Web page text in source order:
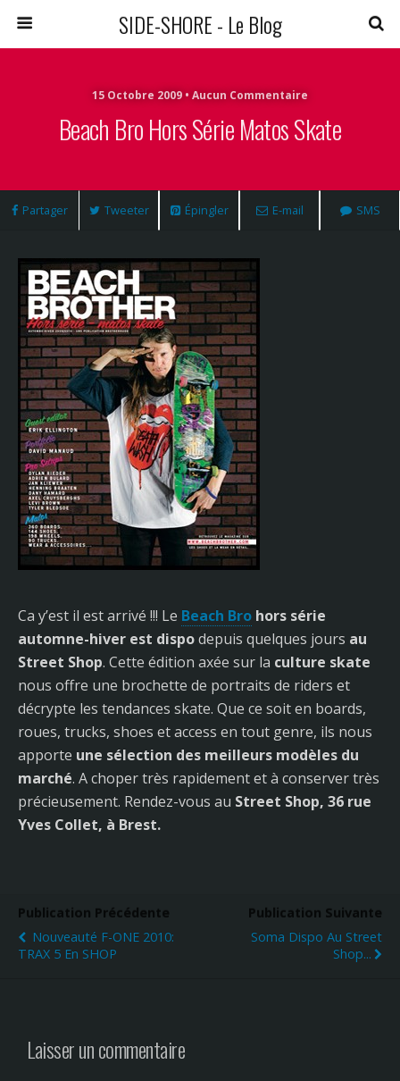
SIDE-SHORE - Le Blog
15 Octobre 2009 • Aucun Commentaire
Beach Bro Hors Série Matos Skate
Partager Tweeter Épingler E-mail SMS
Ca y’est il est arrivé !!! Le Beach Bro hors série
automne-hiver est dispodepuis quelques jours au
Street Shop. Cette édition axée sur la culture skate
nous offre une brochette de portraits de riders et
décrypte les tendances skate. Que ce soit en boards,
roues, trucks, shoes et access en tout genre, ils nous
apporte une sélection des meilleurs modèles du
marché. A choper très rapidement et à conserver très
précieusement. Rendez-vous au Street Shop, 36 rue
Yves Collet, à Brest.
Publication Précédente
Nouveauté F-ONE 2010:
TRAX 5 En SHOP
Publication Suivante
Soma Dispo Au Street
Shop...
Laisser un commentaire